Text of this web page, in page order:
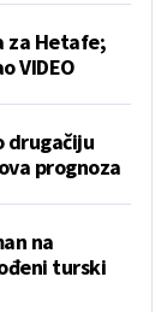
za Hetafe;
VIDEO
drugačiju
prognoza
na
turski